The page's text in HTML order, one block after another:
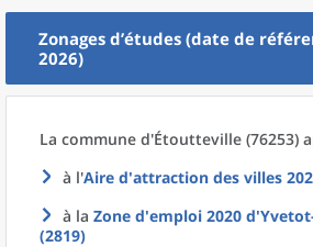
Zonages d’études (date de
2026)
La commune d'Étoutteville (76253)
à l'Aire d'attraction des villes
à la Zone d'emploi 2020 d'
(2819)